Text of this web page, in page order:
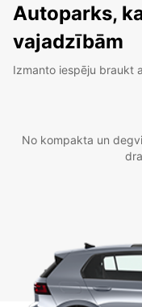
Autoparks,
vajadzībām
Izmanto iespēju braukt
No kompakta un